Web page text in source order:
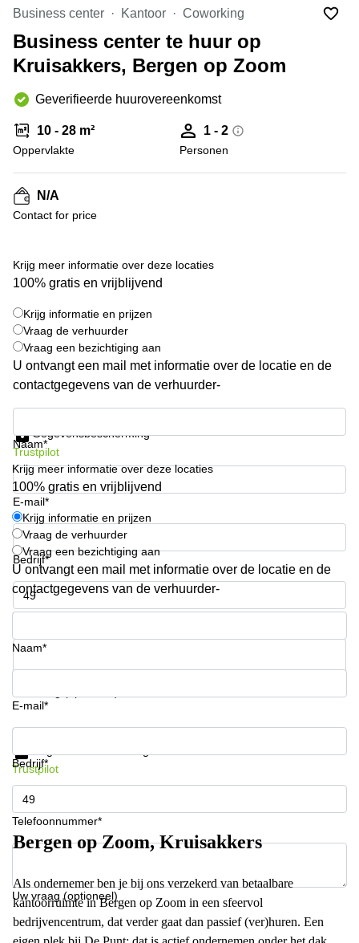
Hengelo
Hilversum
Hoofddorp
Deventer
Rotterdam
Tiel
Zwolle
Bodegraven-
Reeuwijk
Business
center
Arnhem
Business
Amsterdam
Westpoort
Business
center
Hilversum
Den
Haag
space
Breda
Coworking
Arnhem
Coworking
space
Hilversum
Coworking
space
Zwolle
Coworking
Haarlem
Kantoor
Huren
Hengelo
Nijmegen
Business center Kantoor Coworking
Business center te huur op
Kruisakkers, Bergen op Zoom
Geverifieerde huurovereenkomst
10 - 28 m²
Oppervlakte
1 - 2
Personen
N/A
Contact for price
Krijg meer informatie over deze locaties
100% gratis en vrijblijvend
Krijg informatie en prijzen
Vraag de verhuurder
Vraag een bezichtiging aan
U ontvangt een mail met informatie over de locatie en de
contactgegevens van de verhuurder-
Naam*
E-mail*
Bedrijf*
Telefoonnummer*
Gegevensbescherming
Trustpilot
Krijg meer informatie over deze locaties
100% gratis en vrijblijvend
Krijg informatie en prijzen
Vraag de verhuurder
Vraag een bezichtiging aan
U ontvangt een mail met informatie over de locatie en de
contactgegevens van de verhuurder-
Naam*
E-mail*
Bedrijf*
Telefoonnummer*
Uw vraag (optioneel)
Krijg informatie en prijzen
Trustpilot
Bergen op Zoom, Kruisakkers
Als ondernemer ben je bij ons verzekerd van betaalbare
kantoorruimte in Bergen op Zoom in een sfeervol
bedrijvencentrum, dat verder gaat dan passief (ver)huren. Een